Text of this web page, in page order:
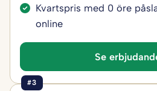
Kvartspris med 0 öre
online
Se
#3